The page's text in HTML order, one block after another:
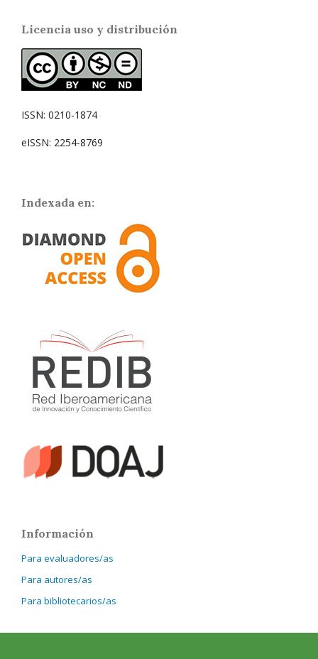
Licencia uso y distribución
ISSN: 0210-1874
eISSN: 2254-8769
Indexada en:
Información
Para evaluadores/as
Para autores/as
Para bibliotecarios/as